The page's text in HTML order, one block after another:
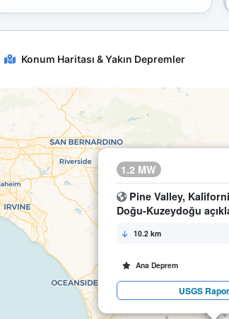
Konum Haritası & Yakın Depremler
1.2 MW
Pine Valley,
Doğu-Kuzeydoğu
10.2 km
Ana Deprem
USGS